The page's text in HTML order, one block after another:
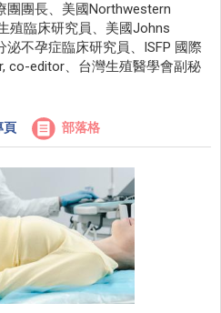
團團長、美國Northwestern
殖臨床研究員、美國Johns
泌不孕症臨床研究員、ISFP 國際
co-editor、台灣生殖醫學會副秘
頁 部落格